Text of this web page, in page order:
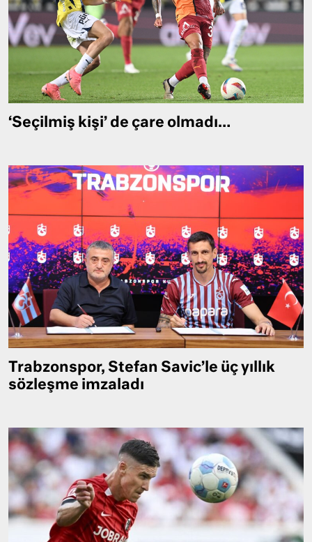
‘Seçilmiş kişi’ de çare olmadı…
Trabzonspor, Stefan Savic’le üç yıllık
sözleşme imzaladı